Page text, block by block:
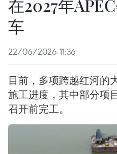
在2027年
车
22/06/2026 11:36
目前，多项跨越红河的
施工进度，其中部分项
召开前完工。